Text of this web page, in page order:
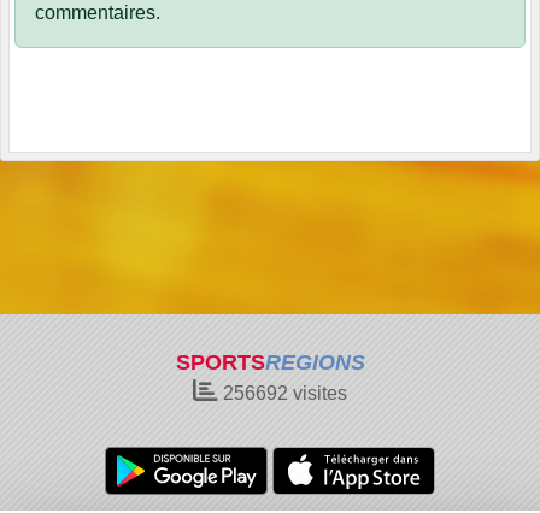
commentaires.
SPORTSREGIONS
256692 visites